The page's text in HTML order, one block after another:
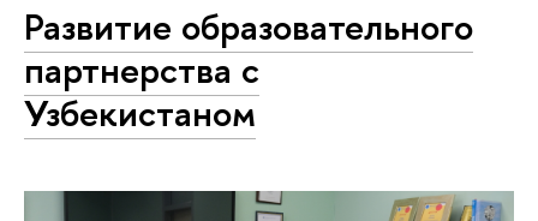
Развитие образовательного
партнерства с
Узбекистаном